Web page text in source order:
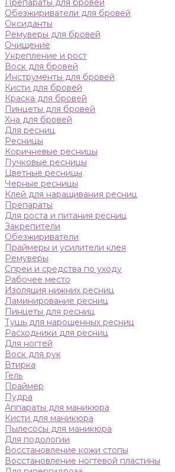
Препараты для бровей
Обезжириватели для бровей
Оксиданты
Ремуверы для бровей
Очищение
Укрепление и рост
Воск для бровей
Инструменты для бровей
Кисти для бровей
Краска для бровей
Пинцеты для бровей
Хна для бровей
Для ресниц
Ресницы
Коричневые ресницы
Пучковые ресницы
Цветные ресницы
Черные ресницы
Клей для наращивания ресниц
Препараты
Для роста и питания ресниц
Закрепители
Обезжириватели
Праймеры и усилители клея
Ремуверы
Спреи и средства по уходу
Рабочее место
Изоляция нижних ресниц
Ламинирование ресниц
Пинцеты для ресниц
Тушь для нарощенных ресниц
Расходники для ресниц
Для ногтей
Воск для рук
Втирка
Гель
Праймер
Пудра
Аппараты для маникюра
Кисти для маникюра
Пылесосы для маникюра
Для подологии
Восстановление кожи стопы
Восстановление ногтевой пластины